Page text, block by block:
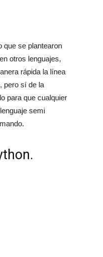
que se plantearon
otros lenguajes,
rápida la línea
pero sí de la
para que cualquier
semi